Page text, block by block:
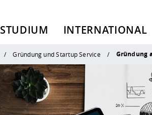
STUDIUM INTERNATIONAL
Gründung und Startup Service Gründung